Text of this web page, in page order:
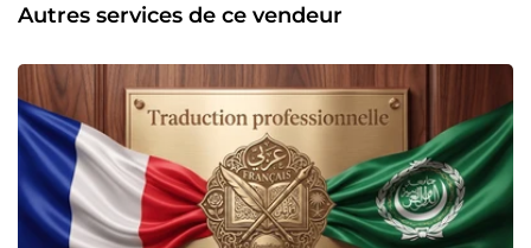
Autres services de ce vendeur